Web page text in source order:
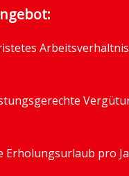
Erholungsurlaub pro